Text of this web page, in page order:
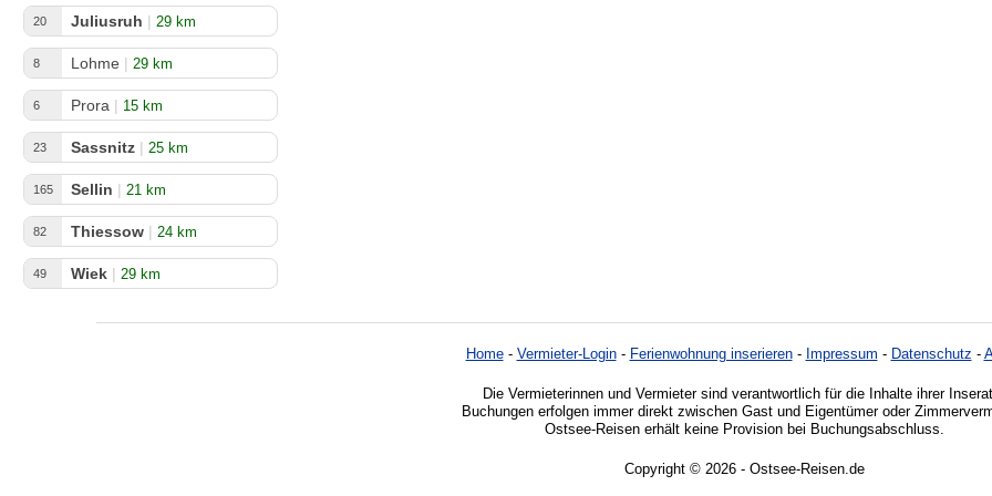
20 Juliusruh | 29 km
8 Lohme | 29 km
6 Prora | 15 km
23 Sassnitz | 25 km
165 Sellin | 21 km
82 Thiessow | 24 km
49 Wiek | 29 km
Home- Vermieter-Login- Ferienwohnung inserieren- Impressum - Datenschutz -
Die Vermieterinnen und Vermieter sind verantwortlich für die Inhalte ihrer
Buchungen erfolgen immer direkt zwischen Gast und Eigentümer oder
Ostsee-Reisen erhält keine Provision bei Buchungsabschluss.
Copyright © 2026 - Ostsee-Reisen.de